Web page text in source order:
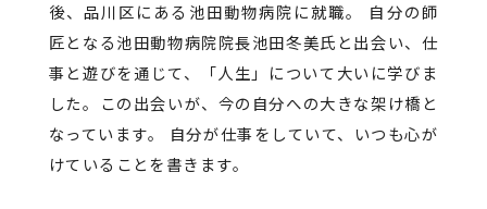
後、品川区にある池田動物病院に就職。
自分の師
匠となる池田動物病院院長池田冬美氏と出会い、仕
事と遊びを通じて、「人生」について大いに学びま
した。この出会いが、今の自分への大きな架け橋と
なっています。
自分が仕事をしていて、いつも心が
けていることを書きます。